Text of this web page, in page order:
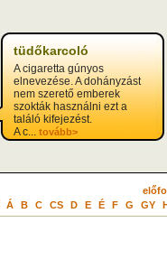
tüdőkarcoló
A cigaretta gúnyos
elnevezése. A dohányzást
nem szerető emberek
szokták használni ezt a
találó kifejezést.
A c... tovább>
Á B C CS D E É F G GY